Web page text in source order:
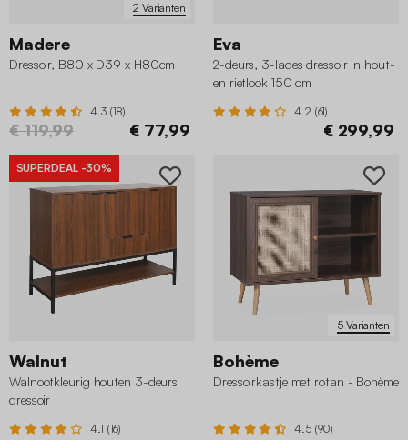
2 Varianten
Madere
Dressoir, B80 x D39 x H80cm
4.3 (18)
€ 119,99 € 77,99
Eva
2-deurs, 3-lades dressoir in hout-
en rietlook 150 cm
4.2 (61)
€ 299,99
SUPERDEAL -30%
Walnut
Walnootkleurig houten 3-deurs
dressoir
4.1 (16)
5 Varianten
Bohème
Dressoirkastje met rotan - Bohème
4.5 (90)